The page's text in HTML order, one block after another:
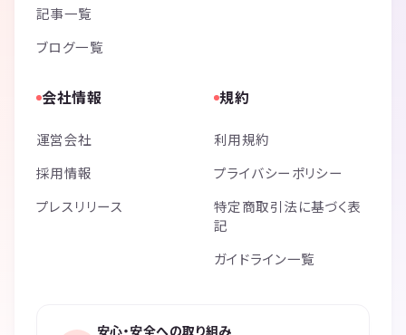
記事一覧
ブログ一覧
会社情報
運営会社
採用情報
プレスリリース
規約
利用規約
プライバシーポリシー
特定商取引法に基づく表
記
ガイドライン一覧
安心・安全への取り組み